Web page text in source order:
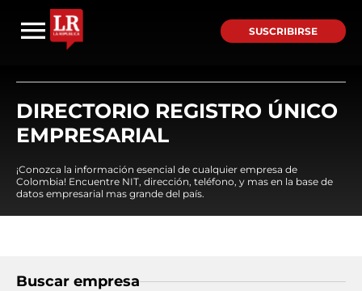
SUSCRIBIRSE
DIRECTORIO REGISTRO ÚNICO
EMPRESARIAL
¡Conozca la información esencial de cualquier empresa de
Colombia! Encuentre NIT, dirección, teléfono, y mas en la base de
datos empresarial mas grande del país.
Buscar empresa